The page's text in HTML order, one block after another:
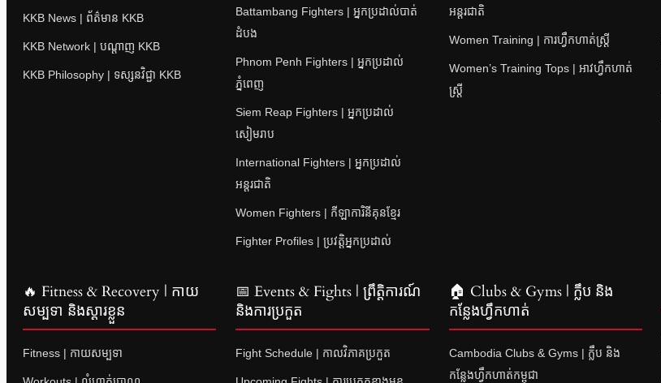
KKB News | ព័ត៌មាន KKB
KKB Network | បណ្តាញ KKB
KKB Philosophy | ទស្សនវិជ្ជា KKB
Battambang Fighters | អ្នកប្រដាល់បាត់
ដំបង
Phnom Penh Fighters | អ្នកប្រដាល់
ភ្នំពេញ
Siem Reap Fighters | អ្នកប្រដាល់
សៀមរាប
International Fighters | អ្នកប្រដាល់
អន្តរជាតិ
Women Fighters | កីឡាការិនីគុនខ្មែរ
Fighter Profiles | ប្រវត្តិអ្នកប្រដាល់
អន្តរជាតិ
Women Training | ការហ្វឹកហាត់ស្ត្រី
Women’s Training Tops | អាវហ្វឹកហាត់
ស្ត្រី
🔥 Fitness & Recovery | កាយ
សម្បទា និងស្តារខ្លួន
Fitness | កាយសម្បទា
📅 Events & Fights | ព្រឹត្តិការណ៍
និងការប្រកួត
Fight Schedule | កាលវិភាគប្រកួត
🏠 Clubs & Gyms | ក្លឹប និង
កន្លែងហ្វឹកហាត់
Cambodia Clubs & Gyms | ក្លឹប និង
កន្លែងហ្វឹកហាត់កម្ពុជា